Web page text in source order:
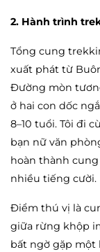
2. Hành trình
Tổng cung
xuất phát từ
Đường mòn
ở hai con dốc
8–10 tuổi. Tôi đi
bạn nữ văn
hoàn thành
nhiều tiếng cười.
Điểm thú vị là
giữa rừng khộp
bất ngờ gặp một